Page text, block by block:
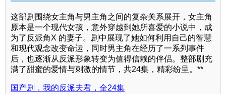
这部剧围绕女主角与男主角之间的复杂关系展开，女主角
原本是一个现代女孩，意外穿越到她所喜爱的小说中，成
为了反派角X 的妻子。剧中展现了她如何利用自己的智慧
和现代观念改变命运，同时男主角在经历了一系列事件
后，也逐渐从反派形象转变为值得信赖的伴侣。整部剧充
满了甜蜜的爱情与刺激的情节，共24集，精彩纷呈。**
国产剧，我的反派夫君，全24集